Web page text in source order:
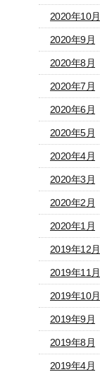
2020年10月
2020年9月
2020年8月
2020年7月
2020年6月
2020年5月
2020年4月
2020年3月
2020年2月
2020年1月
2019年12月
2019年11月
2019年10月
2019年9月
2019年8月
2019年4月